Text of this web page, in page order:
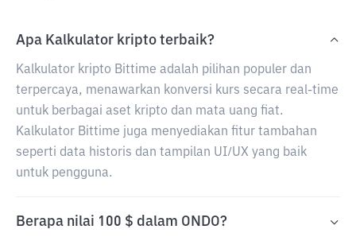
Apa Kalkulator kripto terbaik?
Kalkulator kripto Bittime adalah pilihan populer dan
terpercaya, menawarkan konversi kurs secara real-time
untuk berbagai aset kripto dan mata uang fiat.
Kalkulator Bittime juga menyediakan fitur tambahan
seperti data historis dan tampilan UI/UX yang baik
untuk pengguna.
Berapa nilai 100 $ dalam ONDO?